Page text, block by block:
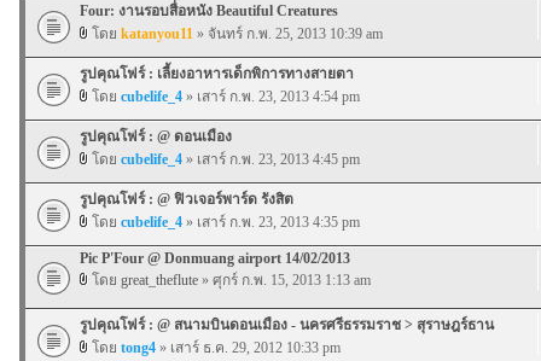
Four: งานรอบสื่อหนัง Beautiful Creatures
โดย katanyou11 » จันทร์ ก.พ. 25, 2013 10:39 am
รูปคุณโฟร์ : เลี้ยงอาหารเด็กพิการทางสายตา
โดย cubelife_4 » เสาร์ ก.พ. 23, 2013 4:54 pm
รูปคุณโฟร์ : @ ดอนเมือง
โดย cubelife_4 » เสาร์ ก.พ. 23, 2013 4:45 pm
รูปคุณโฟร์ : @ ฟิวเจอร์พาร์ด รังสิต
โดย cubelife_4 » เสาร์ ก.พ. 23, 2013 4:35 pm
Pic P'Four @ Donmuang airport 14/02/2013
โดย great_theflute » ศุกร์ ก.พ. 15, 2013 1:13 am
รูปคุณโฟร์ : @ สนามบินดอนเมือง - นครศรีธรรมราช > สุราษฎร์ธาน
โดย tong4 » เสาร์ ธ.ค. 29, 2012 10:33 pm